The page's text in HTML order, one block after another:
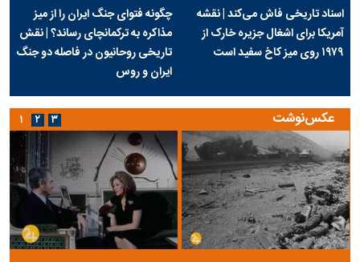
اسناد تاریخی فاش می‌کند | نقشه
آمریکا برای اشغال جزیره خارک از
۱۹۷۹ روی میز کاخ سفید است
چگونه فتوای جنگ ایران را از میز
مذاکره به ترکمانچای رساند؟ | نقش
تاریخی روحانیون در فاصله دو جنگ
ایران و روس
عکس‌نوشت ۱ ۲ ۳